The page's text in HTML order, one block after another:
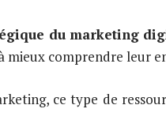
du marketing
mieux comprendre leur
ce type de